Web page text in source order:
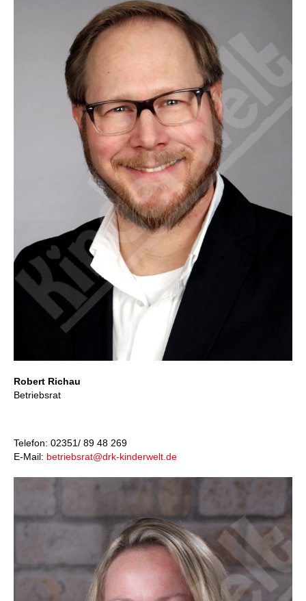
Robert Richau
Betriebsrat
Telefon: 02351/ 89 48 269
E-Mail: betriebsrat@drk-kinderwelt.de